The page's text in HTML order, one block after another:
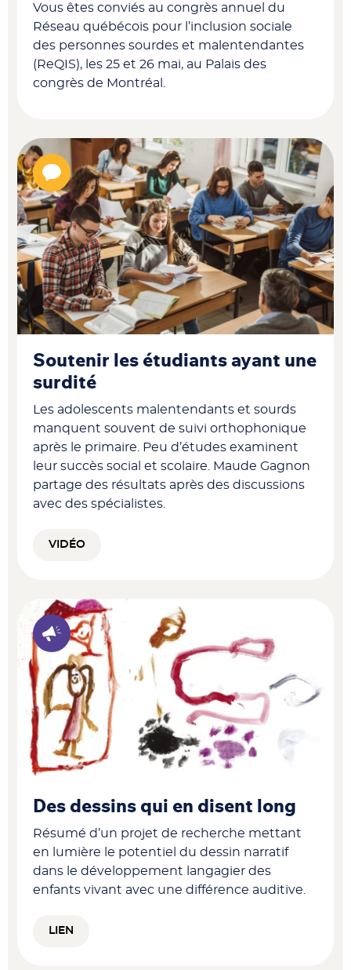
Vous êtes conviés au congrès annuel du
Réseau québécois pour l’inclusion sociale
des personnes sourdes et malentendantes
(ReQIS), les 25 et 26 mai, au Palais des
congrès de Montréal.
Soutenir les étudiants ayant une
surdité
Les adolescents malentendants et sourds
manquent souvent de suivi orthophonique
après le primaire. Peu d’études examinent
leur succès social et scolaire. Maude Gagnon
partage des résultats après des discussions
avec des spécialistes.
VIDÉO
Des dessins qui en disent long
Résumé d’un projet de recherche mettant
en lumière le potentiel du dessin narratif
dans le développement langagier des
enfants vivant avec une différence auditive.
LIEN